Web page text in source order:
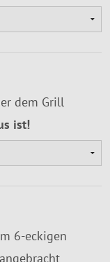
dem Grill
ist!
6-eckigen